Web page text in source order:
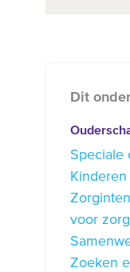
Dit
Speciale
voor
Zoeken